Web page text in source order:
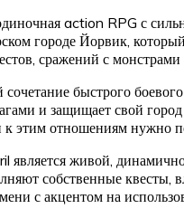
action RPG с
городе Йорвик,
сражений с
сочетание быстрого
и защищает свой
этим отношениям нужно
живой,
собственные
с акцентом на